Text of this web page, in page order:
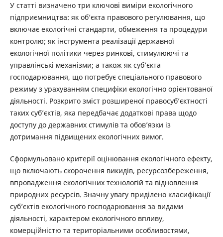
У статті визначено три ключові виміри екологічного
підприємництва: як об’єкта правового регулювання, що
включає екологічні стандарти, обмеження та процедури
контролю; як інструмента реалізації державної
екологічної політики через ринкові, стимулюючі та
управлінські механізми; а також як суб’єкта
господарювання, що потребує спеціального правового
режиму з урахуванням специфіки екологічно орієнтованої
діяльності. Розкрито зміст розширеної правосуб’єктності
таких суб’єктів, яка передбачає додаткові права щодо
доступу до державних стимулів та обов’язки із
дотримання підвищених екологічних вимог.
Сформульовано критерії оцінювання екологічного ефекту,
що включають скорочення викидів, ресурсозбереження,
впровадження екологічних технологій та відновлення
природних ресурсів. Значну увагу приділено класифікації
суб’єктів екологічного господарювання за видами
діяльності, характером екологічного впливу,
комерційністю та територіальними особливостями,